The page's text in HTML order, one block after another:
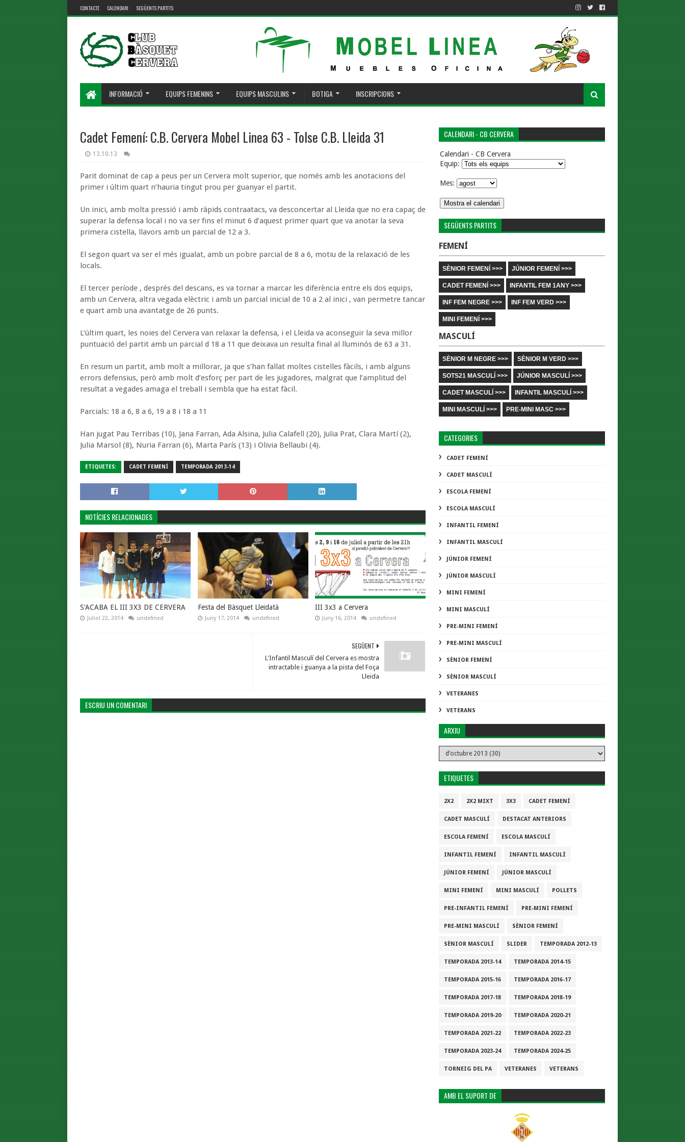
CONTACTE CALENDARI SEGÜENTS PARTITS
INFORMACIÓ EQUIPS FEMENINS EQUIPS MASCULINS BOTIGA INSCRIPCIONS
Cadet Femení: C.B. Cervera Mobel Linea 63 - Tolse C.B. Lleida 31
13.10.13
Parit dominat de cap a peus per un Cervera molt superior, que només amb les anotacions del
primer i últim quart n’hauria tingut prou per guanyar el partit.
Un inici, amb molta pressió i amb ràpids contraatacs, va desconcertar al Lleida que no era capaç de
superar la defensa local i no va ser fins el minut 6 d’aquest primer quart que va anotar la seva
primera cistella, llavors amb un parcial de 12 a 3.
El segon quart va ser el més igualat, amb un pobre parcial de 8 a 6, motiu de la relaxació de les
locals.
El tercer període , després del descans, es va tornar a marcar les diferència entre els dos equips,
amb un Cervera, altra vegada elèctric i amb un parcial inicial de 10 a 2 al inici , van permetre tancar
e quart amb una avantatge de 26 punts.
L’últim quart, les noies del Cervera van relaxar la defensa, i el Lleida va aconseguir la seva millor
puntuació del partit amb un parcial d 18 a 11 que deixava un resulta final al lluminós de 63 a 31.
En resum un partit, amb molt a millorar, ja que s’han fallat moltes cistelles fàcils, i amb alguns
errors defensius, però amb molt d’esforç per part de les jugadores, malgrat que l’amplitud del
resultat a vegades amaga el treball i sembla que ha estat fàcil.
Parcials: 18 a 6, 8 a 6, 19 a 8 i 18 a 11
Han jugat Pau Terribas (10), Jana Farran, Ada Alsina, Julia Calafell (20), Julia Prat, Clara Martí (2),
Julia Marsol (8), Nuria Farran (6), Marta París (13) i Olivia Bellaubi (4).
ETIQUETES: CADET FEMENÍ TEMPORADA 2013-14
NOTÍCIES RELACIONADES
S'ACABA EL III 3X3 DE CERVERA
Juliol 22, 2014 undefined
Festa del Bàsquet Lleidatà
Juny 17, 2014 undefined
III 3x3 a Cervera
Juny 16, 2014 undefined
SEGÜENT
L'Infantil Masculí del Cervera es mostra
intractable i guanya a la pista del Foça
Lleida
ESCRIU UN COMENTARI
CALENDARI - CB CERVERA
Calendari - CB Cervera
Equip:
Mes:
SEGÜENTS PARTITS
FEMENÍ
SÈNIOR FEMENÍ >>> JÚNIOR FEMENÍ >>>
CADET FEMENÍ >>> INFANTIL FEM 1ANY >>>
INF FEM NEGRE >>> INF FEM VERD >>>
MINI FEMENÍ >>>
MASCULÍ
SÈNIOR M NEGRE >>> SÈNIOR M VERD >>>
SOTS21 MASCULÍ >>> JÚNIOR MASCULÍ >>>
CADET MASCULÍ >>> INFANTIL MASCULÍ >>>
MINI MASCULÍ >>> PRE-MINI MASC >>>
CATEGORIES
CADET FEMENÍ
CADET MASCULÍ
ESCOLA FEMENÍ
ESCOLA MASCULÍ
INFANTIL FEMENÍ
INFANTIL MASCULÍ
JÚNIOR FEMENÍ
JÚNIOR MASCULÍ
MINI FEMENÍ
MINI MASCULÍ
PRE-MINI FEMENÍ
PRE-MINI MASCULÍ
SÈNIOR FEMENÍ
SÈNIOR MASCULÍ
VETERANES
VETERANS
ARXIU
ETIQUETES
2X2 2X2 MIXT 3X3 CADET FEMENÍ
CADET MASCULÍ DESTACAT ANTERIORS
ESCOLA FEMENÍ ESCOLA MASCULÍ
INFANTIL FEMENÍ INFANTIL MASCULÍ
JÚNIOR FEMENÍ JÚNIOR MASCULÍ
MINI FEMENÍ MINI MASCULÍ POLLETS
PRE-INFANTIL FEMENÍ PRE-MINI FEMENÍ
PRE-MINI MASCULÍ SÈNIOR FEMENÍ
SÈNIOR MASCULÍ SLIDER TEMPORADA 2012-13
TEMPORADA 2013-14 TEMPORADA 2014-15
TEMPORADA 2015-16 TEMPORADA 2016-17
TEMPORADA 2017-18 TEMPORADA 2018-19
TEMPORADA 2019-20 TEMPORADA 2020-21
TEMPORADA 2021-22 TEMPORADA 2022-23
TEMPORADA 2023-24 TEMPORADA 2024-25
TORNEIG DEL PA VETERANES VETERANS
AMB EL SUPORT DE